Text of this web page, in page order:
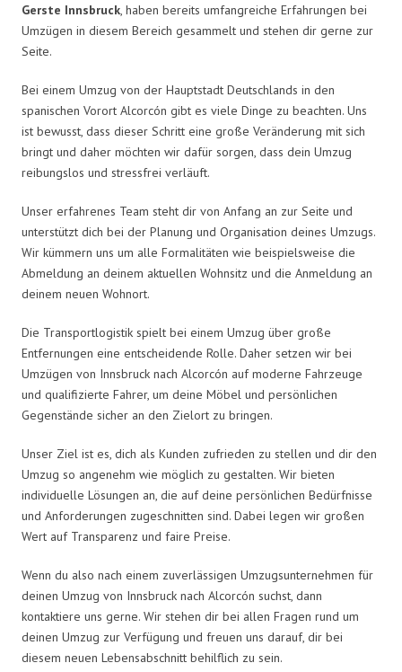
Gerste Innsbruck, haben bereits umfangreiche Erfahrungen bei
Umzügen in diesem Bereich gesammelt und stehen dir gerne zur
Seite.
Bei einem Umzug von der Hauptstadt Deutschlands in den
spanischen Vorort Alcorcón gibt es viele Dinge zu beachten. Uns
ist bewusst, dass dieser Schritt eine große Veränderung mit sich
bringt und daher möchten wir dafür sorgen, dass dein Umzug
reibungslos und stressfrei verläuft.
Unser erfahrenes Team steht dir von Anfang an zur Seite und
unterstützt dich bei der Planung und Organisation deines Umzugs.
Wir kümmern uns um alle Formalitäten wie beispielsweise die
Abmeldung an deinem aktuellen Wohnsitz und die Anmeldung an
deinem neuen Wohnort.
Die Transportlogistik spielt bei einem Umzug über große
Entfernungen eine entscheidende Rolle. Daher setzen wir bei
Umzügen von Innsbruck nach Alcorcón auf moderne Fahrzeuge
und qualifizierte Fahrer, um deine Möbel und persönlichen
Gegenstände sicher an den Zielort zu bringen.
Unser Ziel ist es, dich als Kunden zufrieden zu stellen und dir den
Umzug so angenehm wie möglich zu gestalten. Wir bieten
individuelle Lösungen an, die auf deine persönlichen Bedürfnisse
und Anforderungen zugeschnitten sind. Dabei legen wir großen
Wert auf Transparenz und faire Preise.
Wenn du also nach einem zuverlässigen Umzugsunternehmen für
deinen Umzug von Innsbruck nach Alcorcón suchst, dann
kontaktiere uns gerne. Wir stehen dir bei allen Fragen rund um
deinen Umzug zur Verfügung und freuen uns darauf, dir bei
diesem neuen Lebensabschnitt behilflich zu sein.